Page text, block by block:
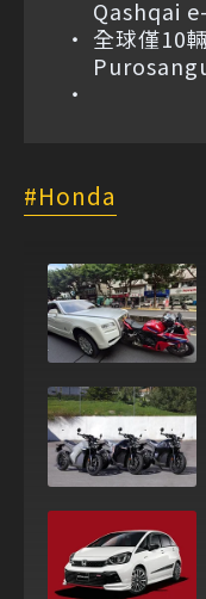
Qashqai
全球僅10
Honda